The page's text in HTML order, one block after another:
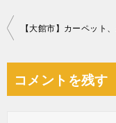
投
ビ
コメントを残す